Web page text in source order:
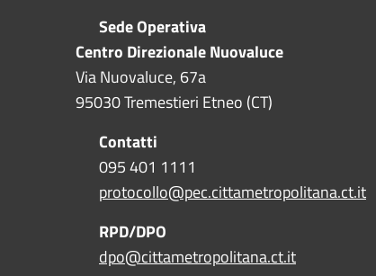
Sede Operativa
Centro Direzionale Nuovaluce
Via Nuovaluce, 67a
95030 Tremestieri Etneo (CT)
Contatti
095 401 1111
protocollo@pec.cittametropolitana.ct.it
RPD/DPO
dpo@cittametropolitana.ct.it